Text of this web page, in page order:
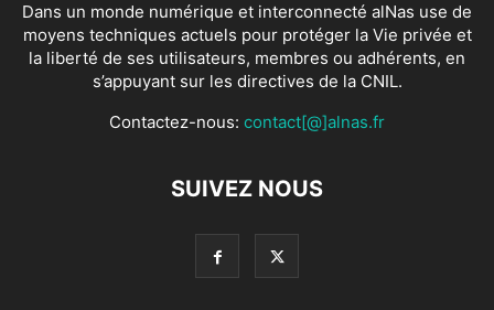
Dans un monde numérique et interconnecté alNas use de
moyens techniques actuels pour protéger la Vie privée et
la liberté de ses utilisateurs, membres ou adhérents, en
s’appuyant sur les directives de la CNIL.
Contactez-nous: contact[@]alnas.fr
SUIVEZ NOUS